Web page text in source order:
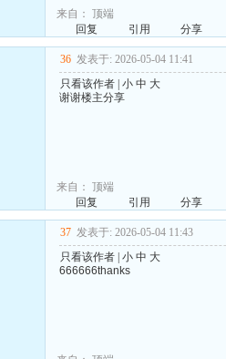
来自： 顶端
回复
引用 分享
36 发表于: 2026-05-04 11:41
只看该作者| 小 中 大
谢谢楼主分享
来自： 顶端
回复
引用 分享
37 发表于: 2026-05-04 11:43
只看该作者| 小 中 大
666666thanks